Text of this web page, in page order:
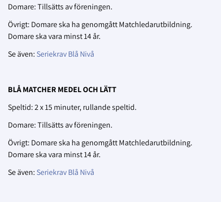
Domare: Tillsätts av föreningen.
Övrigt: Domare ska ha genomgått Matchledarutbildning.
Domare ska vara minst 14 år.
Se även: Seriekrav Blå Nivå
BLÅ MATCHER MEDEL OCH LÄTT
Speltid: 2 x 15 minuter, rullande speltid.
Domare: Tillsätts av föreningen.
Övrigt: Domare ska ha genomgått Matchledarutbildning.
Domare ska vara minst 14 år.
Se även: Seriekrav Blå Nivå